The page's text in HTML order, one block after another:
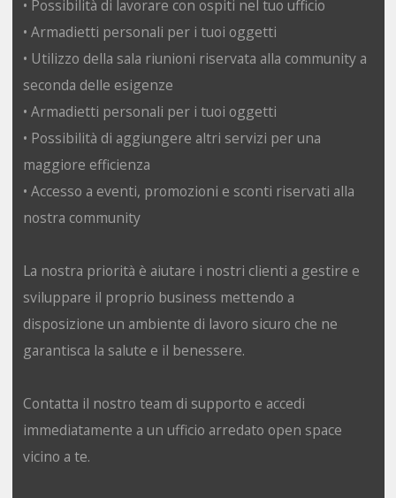
• Possibilità di lavorare con ospiti nel tuo ufficio
• Armadietti personali per i tuoi oggetti
• Utilizzo della sala riunioni riservata alla community a
seconda delle esigenze
• Armadietti personali per i tuoi oggetti
• Possibilità di aggiungere altri servizi per una
maggiore efficienza
• Accesso a eventi, promozioni e sconti riservati alla
nostra community
La nostra priorità è aiutare i nostri clienti a gestire e
sviluppare il proprio business mettendo a
disposizione un ambiente di lavoro sicuro che ne
garantisca la salute e il benessere.
Contatta il nostro team di supporto e accedi
immediatamente a un ufficio arredato open space
vicino a te.